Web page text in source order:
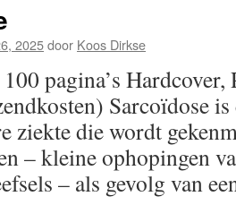
Bloed
je
2025door Koos Dirkse
pagina’s
Sarcoïdose
ziekte die wordt
– kleine ophopingen
– als gevolg van